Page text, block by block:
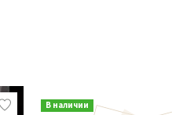
В наличии